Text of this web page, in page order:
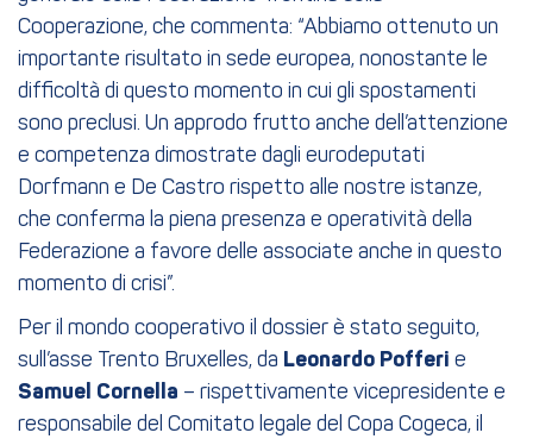
Cooperazione, che commenta: “Abbiamo ottenuto un
importante risultato in sede europea, nonostante le
difficoltà di questo momento in cui gli spostamenti
sono preclusi. Un approdo frutto anche dell’attenzione
e competenza dimostrate dagli eurodeputati
Dorfmann e De Castro rispetto alle nostre istanze,
che conferma la piena presenza e operatività della
Federazione a favore delle associate anche in questo
momento di crisi”.
Per il mondo cooperativo il dossier è stato seguito,
sull’asse Trento Bruxelles, da Leonardo Pofferi e
Samuel Cornella – rispettivamente vicepresidente e
responsabile del Comitato legale del Copa Cogeca, il